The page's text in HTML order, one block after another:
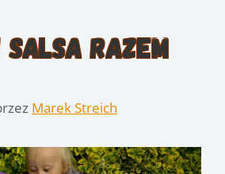
Razem
Marek Streich